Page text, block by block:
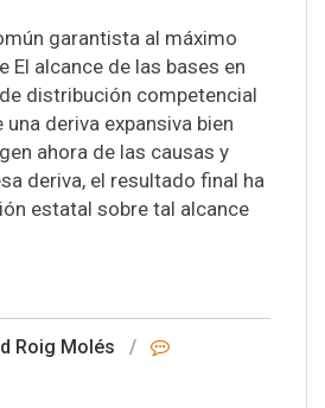
garantista al máximo
El alcance de las bases en
distribución competencial
deriva expansiva bien
ahora de las causas y
deriva, el resultado final ha
estatal sobre tal alcance
Roig Molés
/